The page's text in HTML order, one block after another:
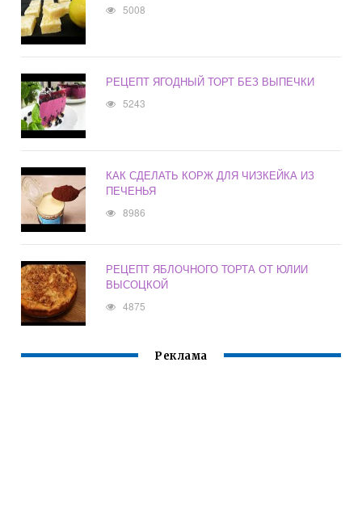
5008
РЕЦЕПТ ЯГОДНЫЙ ТОРТ БЕЗ ВЫПЕЧКИ
5243
КАК СДЕЛАТЬ КОРЖ ДЛЯ ЧИЗКЕЙКА ИЗ
ПЕЧЕНЬЯ
8986
РЕЦЕПТ ЯБЛОЧНОГО ТОРТА ОТ ЮЛИИ
ВЫСОЦКОЙ
4875
Реклама